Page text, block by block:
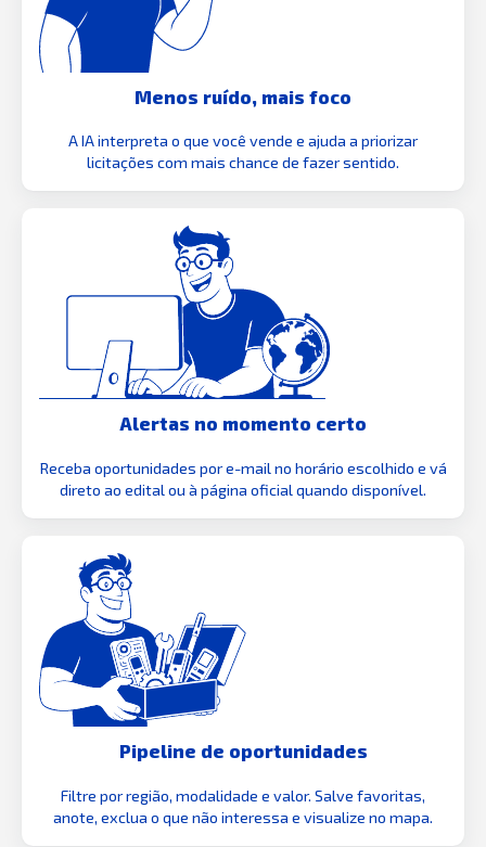
Menos ruído, mais foco
A IA interpreta o que você vende e ajuda a priorizar
licitações com mais chance de fazer sentido.
Alertas no momento certo
Receba oportunidades por e-mail no horário escolhido e vá
direto ao edital ou à página oficial quando disponível.
Pipeline de oportunidades
Filtre por região, modalidade e valor. Salve favoritas,
anote, exclua o que não interessa e visualize no mapa.